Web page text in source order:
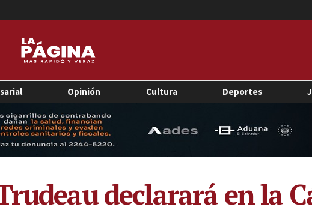
Opinión Cultura Deportes
declarará en la